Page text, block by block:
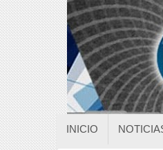
INICIO